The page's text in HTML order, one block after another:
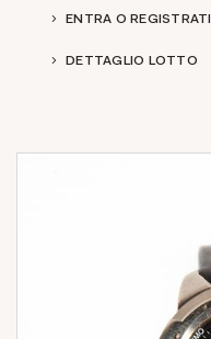
ENTRA O REGISTRATI
DETTAGLIO LOTTO